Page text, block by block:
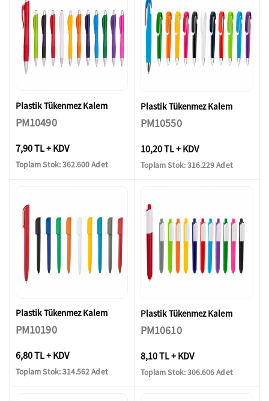
Plastik Tükenmez Kalem
PM10490
7,90 TL + KDV
Toplam Stok: 362.600 Adet
Plastik Tükenmez Kalem
PM10550
10,20 TL + KDV
Toplam Stok: 316.229 Adet
Plastik Tükenmez Kalem
PM10190
6,80 TL + KDV
Toplam Stok: 314.562 Adet
Plastik Tükenmez Kalem
PM10610
8,10 TL + KDV
Toplam Stok: 306.606 Adet